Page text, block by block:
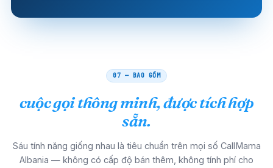
07 — BAO GỒM
cuộc gọi thông minh, được tích hợp
sẵn.
Sáu tính năng giống nhau là tiêu chuẩn trên mọi số CallMama
Albania — không có cấp độ bán thêm, không tính phí cho